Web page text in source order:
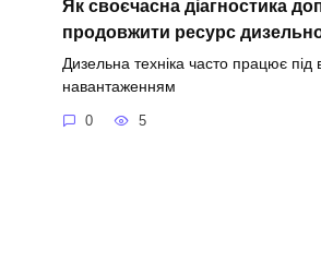
Як своєчасна діагностика
продовжити ресурс
Дизельна техніка часто працює під
навантаженням
0 5